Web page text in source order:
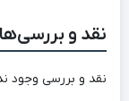
نقد و بررسی‌ها
نقد و بررسی وجود